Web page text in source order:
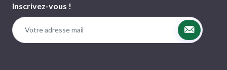
Inscrivez-vous !